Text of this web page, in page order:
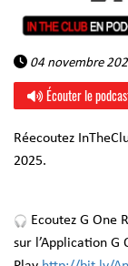
04 novembre
Écouter le
Réecoutez
2025.
Ecoutez G One
sur l’Application G